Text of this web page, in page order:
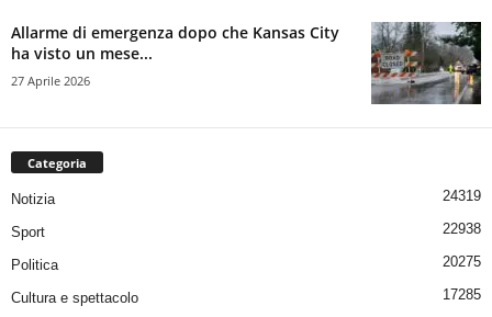
Allarme di emergenza dopo che Kansas City
ha visto un mese...
27 Aprile 2026
Categoria
Notizia 24319
Sport 22938
Politica 20275
Cultura e spettacolo 17285